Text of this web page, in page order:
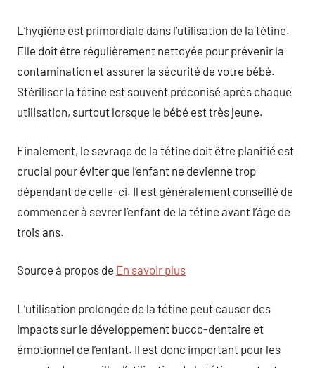
L’hygiène est primordiale dans l’utilisation de la tétine.
Elle doit être régulièrement nettoyée pour prévenir la
contamination et assurer la sécurité de votre bébé.
Stériliser la tétine est souvent préconisé après chaque
utilisation, surtout lorsque le bébé est très jeune.
Finalement, le sevrage de la tétine doit être planifié est
crucial pour éviter que l’enfant ne devienne trop
dépendant de celle-ci. Il est généralement conseillé de
commencer à sevrer l’enfant de la tétine avant l’âge de
trois ans.
Source à propos de En savoir plus
L’utilisation prolongée de la tétine peut causer des
impacts sur le développement bucco-dentaire et
émotionnel de l’enfant. Il est donc important pour les